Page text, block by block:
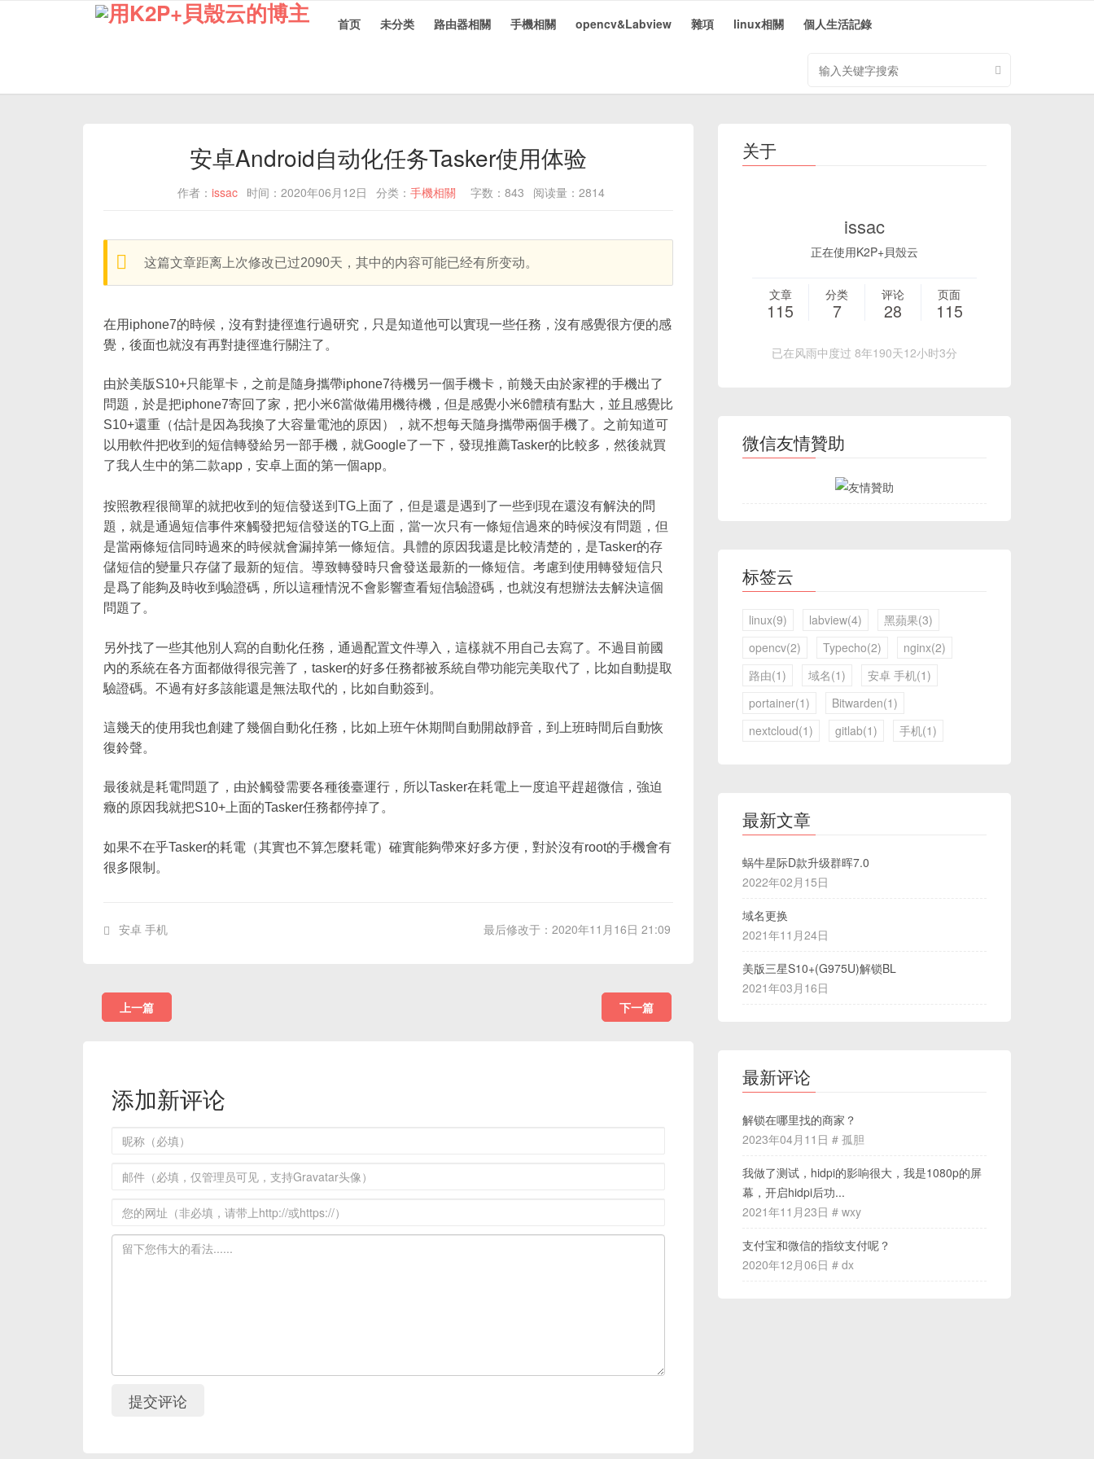
首页 未分类 路由器相關 手機相關 opencv&Labview 雜項 linux相關 個人生活記錄
安卓Android自动化任务Tasker使用体验
作者： issac 时间：2020年06月12日 分类： 手機相關 字数：843 阅读量：2814
warning:
这篇文章距离上次修改已过2090天，其中的内容可能已经有所变动。
在用iphone7的時候，沒有對捷徑進行過研究，只是知道他可以實現一些任務，沒有感覺很方便的感
覺，後面也就沒有再對捷徑進行關注了。
由於美版S10+只能單卡，之前是隨身攜帶iphone7待機另一個手機卡，前幾天由於家裡的手機出了
問題，於是把iphone7寄回了家，把小米6當做備用機待機，但是感覺小米6體積有點大，並且感覺比
S10+還重（估計是因為我換了大容量電池的原因），就不想每天隨身攜帶兩個手機了。之前知道可
以用軟件把收到的短信轉發給另一部手機，就Google了一下，發現推薦Tasker的比較多，然後就買
了我人生中的第二款app，安卓上面的第一個app。
按照教程很簡單的就把收到的短信發送到TG上面了，但是還是遇到了一些到現在還沒有解決的問
題，就是通過短信事件來觸發把短信發送的TG上面，當一次只有一條短信過來的時候沒有問題，但
是當兩條短信同時過來的時候就會漏掉第一條短信。具體的原因我還是比較清楚的，是Tasker的存
儲短信的變量只存儲了最新的短信。導致轉發時只會發送最新的一條短信。考慮到使用轉發短信只
是爲了能夠及時收到驗證碼，所以這種情況不會影響查看短信驗證碼，也就沒有想辦法去解決這個
問題了。
另外找了一些其他別人寫的自動化任務，通過配置文件導入，這樣就不用自己去寫了。不過目前國
內的系統在各方面都做得很完善了，tasker的好多任務都被系統自帶功能完美取代了，比如自動提取
驗證碼。不過有好多該能還是無法取代的，比如自動簽到。
這幾天的使用我也創建了幾個自動化任務，比如上班午休期間自動開啟靜音，到上班時間后自動恢
復鈴聲。
最後就是耗電問題了，由於觸發需要各種後臺運行，所以Tasker在耗電上一度追平趕超微信，強迫
癥的原因我就把S10+上面的Tasker任務都停掉了。
如果不在乎Tasker的耗電（其實也不算怎麼耗電）確實能夠帶來好多方便，對於沒有root的手機會有
很多限制。
安卓 手机 最后修改于：2020年11月16日 21:09
上一篇 下一篇
添加新评论
提交评论
关于
issac
正在使用K2P+貝殼云
文章
115
分类
7
评论
28
页面
115
已在风雨中度过 8年190天12小时3分
微信友情贊助
标签云
linux(9) labview(4)
黑蘋果(3)
opencv(2)
Typecho(2)
nginx(2)
路由(1)
域名(1)
安卓 手机(1)
portainer(1)
Bitwarden(1)
nextcloud(1)
gitlab(1) 手机(1)
最新文章
蜗牛星际D款升级群晖7.0
2022年02月15日
域名更换
2021年11月24日
美版三星S10+(G975U)解锁BL
2021年03月16日
最新评论
解锁在哪里找的商家？
2023年04月11日 # 孤胆
我做了测试，hidpi的影响很大，我是1080p的屏
幕，开启hidpi后功...
2021年11月23日 # wxy
支付宝和微信的指纹支付呢？
2020年12月06日 # dx